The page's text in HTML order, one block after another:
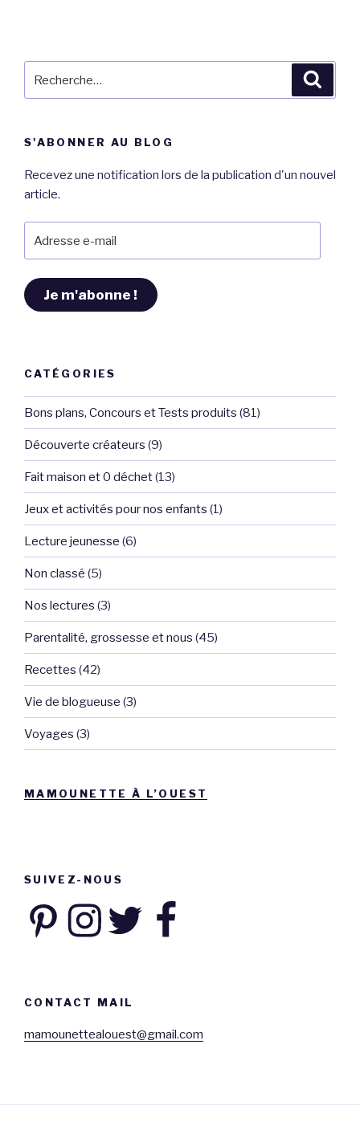
pour
S'ABONNER AU BLOG
Recevez une notification lors de la publication d'un nouvel
article.
e-
Je m'abonne !
CATÉGORIES
Bons plans, Concours et Tests produits (81)
Découverte créateurs (9)
Fait maison et 0 déchet(13)
Jeux et activités pour nos enfants (1)
Lecture jeunesse (6)
Non classé (5)
Nos lectures (3)
Parentalité, grossesse et nous (45)
Recettes (42)
Vie de blogueuse (3)
Voyages (3)
MAMOUNETTE À L’OUEST
SUIVEZ-NOUS
PinterestInstagramTwitter Facebook
CONTACT MAIL
mamounettealouest@gmail.com